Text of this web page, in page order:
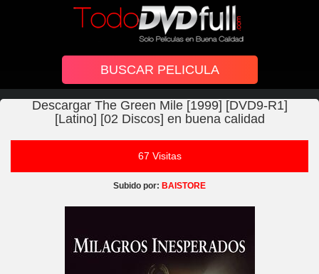
Descargar The Green Mile [1999] [DVD9-R1]
[Latino] [02 Discos] en buena calidad
67 Visitas
Subido por: BAISTORE